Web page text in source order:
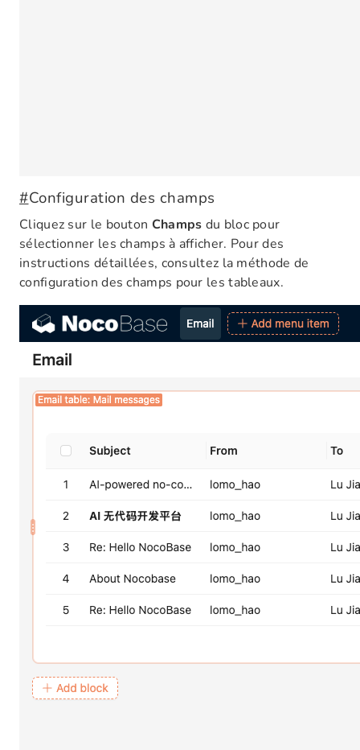
#Configuration des champs
Cliquez sur le bouton Champs du bloc pour
sélectionner les champs à afficher. Pour des
instructions détaillées, consultez la méthode de
configuration des champs pour les tableaux.